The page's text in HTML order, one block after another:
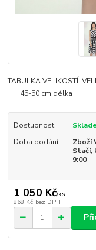
TABULKA
45-50 cm délka
Dostupnost
Doba dodání
Zboží
Stačí,
9:00
1 050 Kč/ks
868 Kč bez DPH